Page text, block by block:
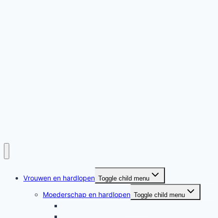
Vrouwen en hardlopen Toggle child menu
Moederschap en hardlopen Toggle child menu